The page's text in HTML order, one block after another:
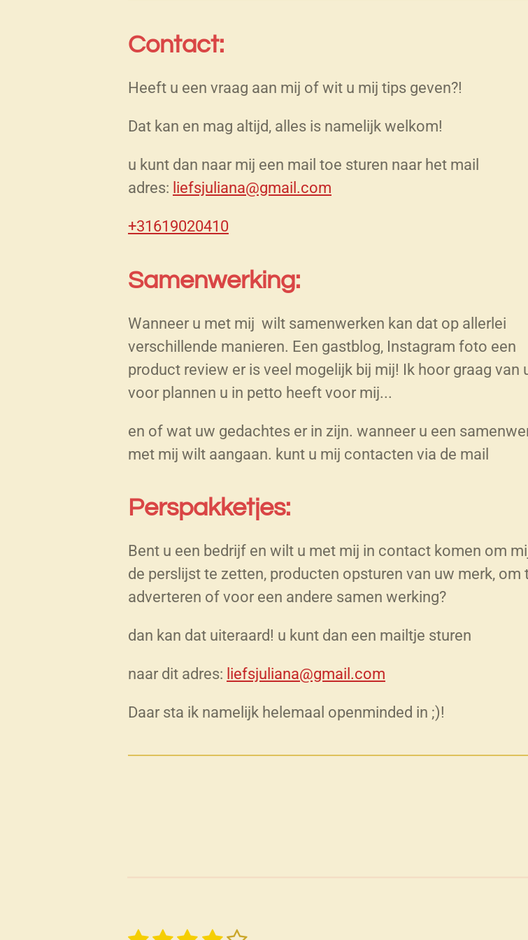
Contact:
Heeft u een vraag aan mij of wit u mij tips geven?!
Dat kan en mag altijd, alles is namelijk welkom!
u kunt dan naar mij een mail toe sturen naar het mail
adres: liefsjuliana@gmail.com
+31619020410
Samenwerking:
Wanneer u met mij wilt samenwerken kan dat op allerlei
verschillende manieren. Een gastblog, Instagram foto een
product review er is veel mogelijk bij mij! Ik hoor graag van
voor plannen u in petto heeft voor mij...
en of wat uw gedachtes er in zijn. wanneer u een
met mij wilt aangaan. kunt u mij contacten via de mail
Perspakketjes:
Bent u een bedrijf en wilt u met mij in contact komen om
de perslijst te zetten, producten opsturen van uw merk, om
adverteren of voor een andere samen werking?
dan kan dat uiteraard! u kunt dan een mailtje sturen
naar dit adres: liefsjuliana@gmail.com
Daar sta ik namelijk helemaal openminded in ;)!
R S